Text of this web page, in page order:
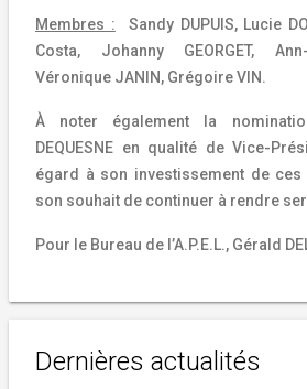
Membres : Sandy DUPUIS, Lucie
Costa, Johanny GEORGET, Ann-
Véronique JANIN, Grégoire VIN.
À noter également la
DEQUESNE en qualité de Vice-
égard à son investissement de
son souhait de continuer à rendre
Pour le Bureau de l’A.P.E.L., Gérald
Dernières actualités